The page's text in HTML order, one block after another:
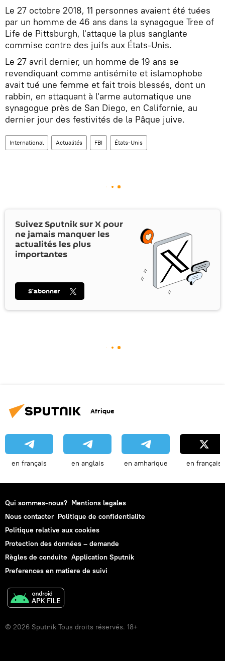
Le 27 octobre 2018, 11 personnes avaient été tuées
par un homme de 46 ans dans la synagogue Tree of
Life de Pittsburgh, l'attaque la plus sanglante
commise contre des juifs aux États-Unis.
Le 27 avril dernier, un homme de 19 ans se
revendiquant comme antisémite et islamophobe
avait tué une femme et fait trois blessés, dont un
rabbin, en attaquant à l'arme automatique une
synagogue près de San Diego, en Californie, au
dernier jour des festivités de la Pâque juive.
International Actualités FBI États-Unis
Suivez Sputnik surX pour
ne jamais manquer les
actualités les plus
importantes
S’abonner
Afrique
en français en anglais en amharique en français
Qui sommes-nous? Mentions legales
Nous contacter Politique de confidentialite
Politique relative aux cookies
Protection des données – demande
Règles de conduite Application Sputnik
Preferences en matiere de suivi
© 2026 Sputnik Tous droits réservés. 18+